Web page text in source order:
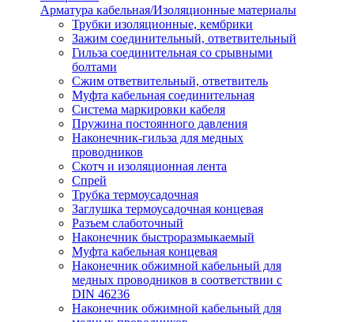
Арматура кабельная/Изоляционные материалы
Трубки изоляционные, кембрики
Зажим соединительный, ответвительный
Гильза соединительная со срывными
болтами
Сжим ответвительный, ответвитель
Муфта кабельная соединительная
Система маркировки кабеля
Пружина постоянного давления
Наконечник-гильза для медных
проводников
Скотч и изоляционная лента
Спрей
Трубка термоусадочная
Заглушка термоусадочная концевая
Разъем слаботочный
Наконечник быстроразмыкаемый
Муфта кабельная концевая
Наконечник обжимной кабельный для
медных проводников в соответствии с
DIN 46236
Наконечник обжимной кабельный для